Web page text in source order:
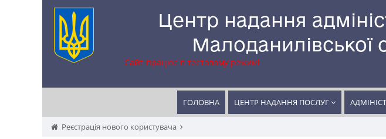
Центр надання
Малоданилівської
Сайт працює в тестовому режимі
ГОЛОВНА ЦЕНТР НАДАННЯ ПОСЛУГ
Реєстрація нового користувача